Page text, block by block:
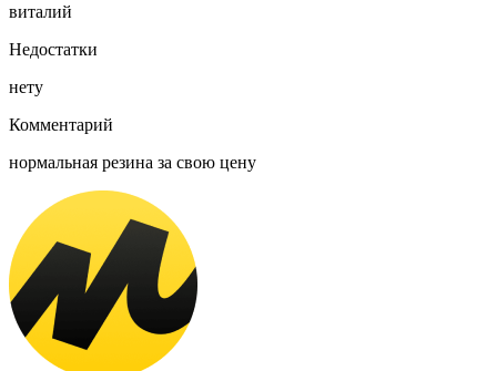
виталий
Недостатки
нету
Комментарий
нормальная резина за свою цену